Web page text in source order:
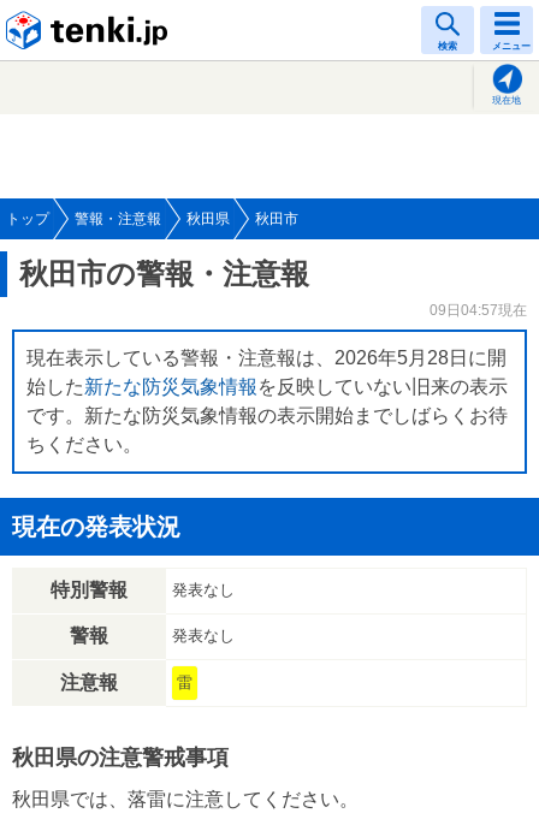
検索 メニュー
現在地
トップ 警報・注意報 秋田県 秋田市
秋田市の警報・注意報
09日04:57現在
現在表示している警報・注意報は、2026年5月28日に開
始した新たな防災気象情報 を反映していない旧来の表示
です。新たな防災気象情報の表示開始までしばらくお待
ちください。
現在の発表状況
特別警報 発表なし
警報 発表なし
注意報 雷
秋田県の注意警戒事項
秋田県では、落雷に注意してください。